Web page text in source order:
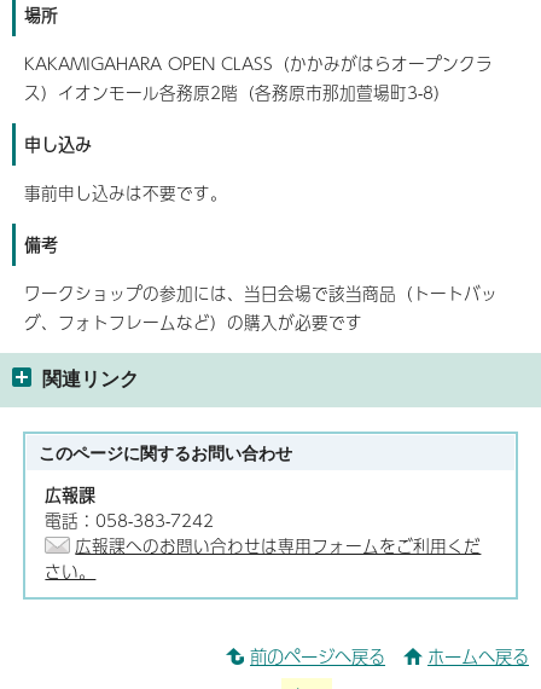
場所
KAKAMIGAHARA OPEN CLASS（かかみがはらオープンクラ
ス）イオンモール各務原2階（各務原市那加萱場町3-8）
申し込み
事前申し込みは不要です。
備考
ワークショップの参加には、当日会場で該当商品（トートバッ
グ、フォトフレームなど）の購入が必要です
関連リンク
このページに関するお問い合わせ
広報課
電話：058-383-7242
広報課へのお問い合わせは専用フォームをご利用くだ
さい。
前のページへ戻る ホームへ戻る